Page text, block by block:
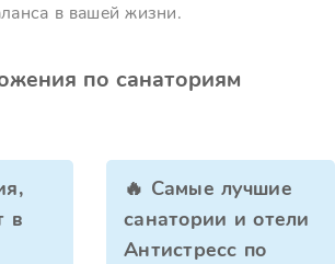
в вашей жизни.
по санаториям
в
🔥 Самые лучшие
санатории и отели
Антистресс по